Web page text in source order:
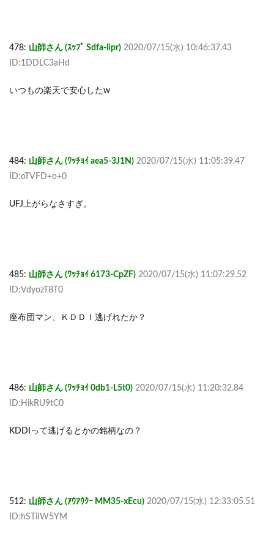
478: 山師さん (ｽｯﾌﾟ Sdfa-lipr) 2020/07/15(水) 10:46:37.43
ID:1DDLC3aHd
いつもの楽天で安心したw
484: 山師さん (ﾜｯﾁｮｲ aea5-3J1N) 2020/07/15(水) 11:05:39.47
ID:oTVFD+o+0
UFJ上がらなさすぎ。
485: 山師さん (ﾜｯﾁｮｲ 6173-CpZF) 2020/07/15(水) 11:07:29.52
ID:VdyozT8T0
座布団マン、ＫＤＤＩ逃げれたか？
486: 山師さん (ﾜｯﾁｮｲ 0db1-L5t0) 2020/07/15(水) 11:20:32.84
ID:HikRU9tC0
KDDIって逃げるとかの銘柄なの？
512: 山師さん (ｱｳｱｳｸｰ MM35-xEcu) 2020/07/15(水) 12:33:05.51
ID:hSTiIW5YM